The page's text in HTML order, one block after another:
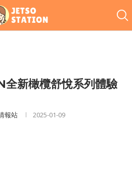
新橄欖舒悅系列體驗
報站 2025-01-09